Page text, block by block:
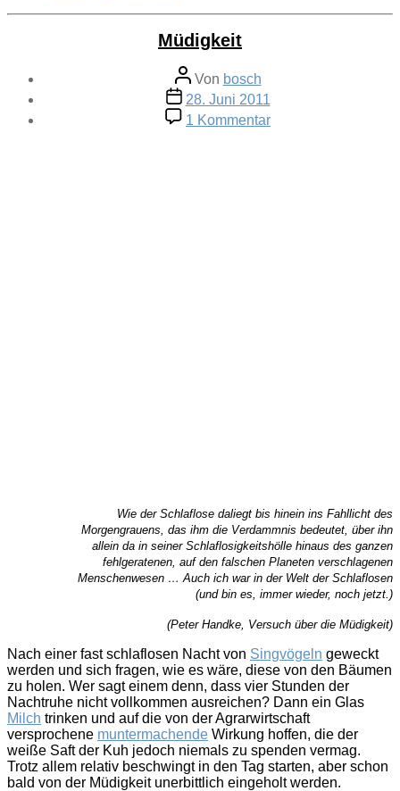
Müdigkeit
Beitragsautor
Von bosch
Veröffentlichungsdatum
28. Juni 2011
1 Kommentarzu
Müdigkeit
Wie der Schlaflose daliegt bis hinein ins Fahllicht des
Morgengrauens, das ihm die Verdammnis bedeutet, über ihn
allein da in seiner Schlaflosigkeitshölle hinaus des ganzen
fehlgeratenen, auf den falschen Planeten verschlagenen
Menschenwesen … Auch ich war in der Welt der Schlaflosen
(und bin es, immer wieder, noch jetzt.)
(Peter Handke, Versuch über die Müdigkeit)
Nach einer fast schlaflosen Nacht von Singvögeln geweckt
werden und sich fragen, wie es wäre, diese von den Bäumen
zu holen. Wer sagt einem denn, dass vier Stunden der
Nachtruhe nicht vollkommen ausreichen? Dann ein Glas
Milch trinken und auf die von der Agrarwirtschaft
versprochene muntermachende Wirkung hoffen, die der
weiße Saft der Kuh jedoch niemals zu spenden vermag.
Trotz allem relativ beschwingt in den Tag starten, aber schon
bald von der Müdigkeit unerbittlich eingeholt werden.